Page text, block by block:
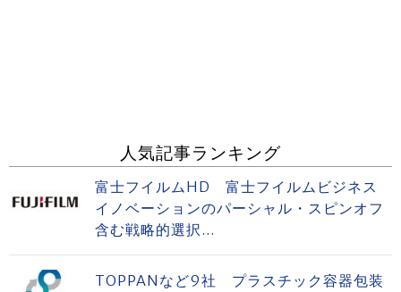
人気記事ランキング
富士フイルムHD 富士フイルムビジネス
イノベーションのパーシャル・スピンオフ
含む戦略的選択...
TOPPANなど9社 プラスチック容器包装